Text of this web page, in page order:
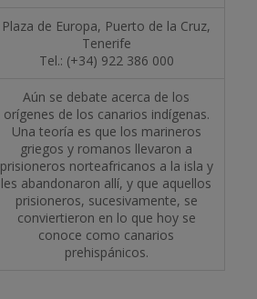
Plaza de Europa, Puerto de la Cruz,
Tenerife
Tel.: (+34) 922 386 000
Aún se debate acerca de los
orígenes de los canarios indígenas.
Una teoría es que los marineros
griegos y romanos llevaron a
prisioneros norteafricanos a la isla y
les abandonaron allí, y que aquellos
prisioneros, sucesivamente, se
conviertieron en lo que hoy se
conoce como canarios
prehispánicos.